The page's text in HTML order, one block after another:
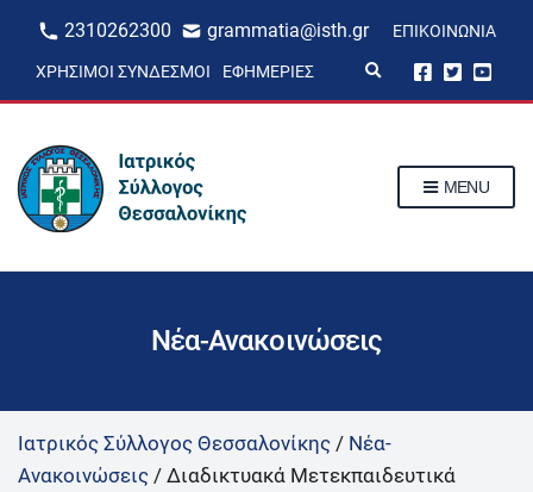
2310262300 grammatia@isth.gr ΕΠΙΚΟΙΝΩΝΊΑ
ΧΡΉΣΙΜΟΙ ΣΎΝΔΕΣΜΟΙ ΕΦΗΜΕΡΊΕΣ
p
m
MENU
Νέα-Ανακοινώσεις
Ιατρικός Σύλλογος Θεσσαλονίκης / Νέα-
Ανακοινώσεις / Διαδικτυακά Μετεκπαιδευτικά